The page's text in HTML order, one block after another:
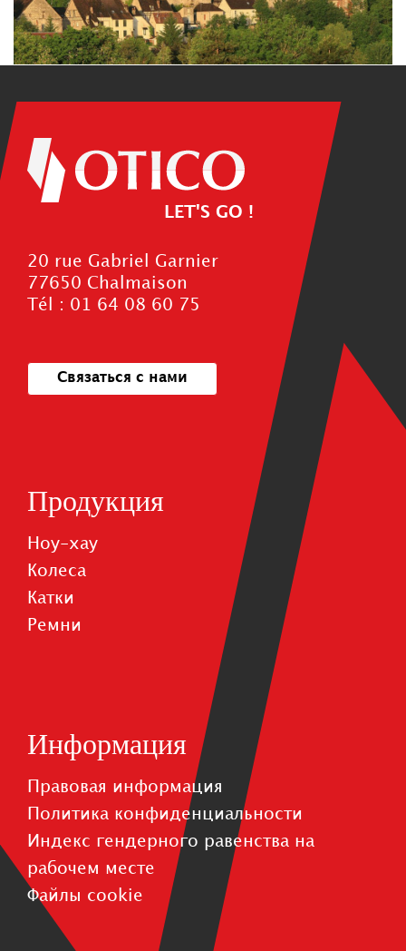
LET'S GO !
20 rue Gabriel Garnier
77650 Chalmaison
Tél : 01 64 08 60 75
Связаться с нами
Продукция
Ноу-хау
Колеса
Катки
Pемни
Информация
Правовая информация
Политика конфиденциальности
Индекс гендерного равенства на
рабочем месте
Файлы cookie